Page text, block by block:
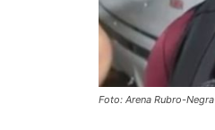
Foto: Arena Rubro-Negra